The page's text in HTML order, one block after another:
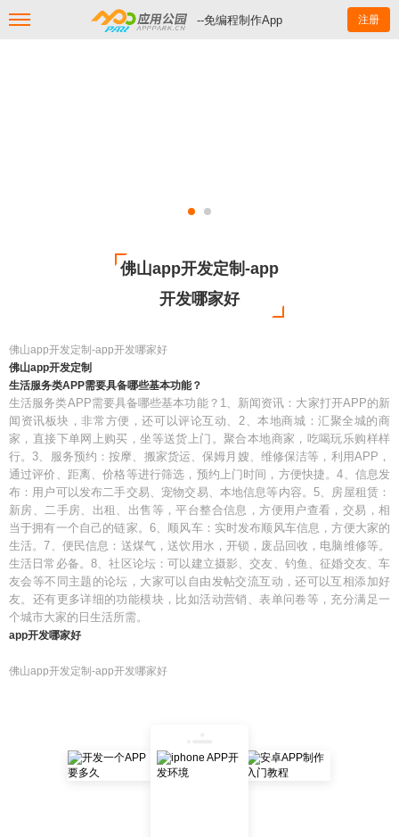
--免编程制作App 注册
佛山app开发定制-app
开发哪家好
佛山app开发定制-app开发哪家好
佛山app开发定制
生活服务类APP需要具备哪些基本功能？
生活服务类APP需要具备哪些基本功能？1、新闻资讯：大家打开APP的新
闻资讯板块，非常方便，还可以评论互动、2、本地商城：汇聚全城的商
家，直接下单网上购买，坐等送货上门。聚合本地商家，吃喝玩乐购样样
行。3、服务预约：按摩、搬家货运、保姆月嫂、维修保洁等，利用APP，
通过评价、距离、价格等进行筛选，预约上门时间，方便快捷。4、信息发
布：用户可以发布二手交易、宠物交易、本地信息等内容。5、房屋租赁：
新房、二手房、出租、出售等，平台整合信息，方便用户查看，交易，相
当于拥有一个自己的链家。6、顺风车：实时发布顺风车信息，方便大家的
生活。7、便民信息：送煤气，送饮用水，开锁，废品回收，电脑维修等。
生活日常必备。8、社区论坛：可以建立摄影、交友、钓鱼、征婚交友、车
友会等不同主题的论坛，大家可以自由发帖交流互动，还可以互相添加好
友。还有更多详细的功能模块，比如活动营销、表单问卷等，充分满足一
个城市大家的日生活所需。
app开发哪家好
佛山app开发定制-app开发哪家好